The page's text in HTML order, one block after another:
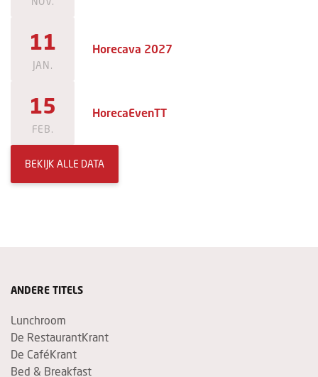
11
JAN.
Horecava 2027
15
FEB.
HorecaEvenTT
BEKIJK ALLE DATA
ANDERE TITELS
Lunchroom
De RestaurantKrant
De CaféKrant
Bed & Breakfast